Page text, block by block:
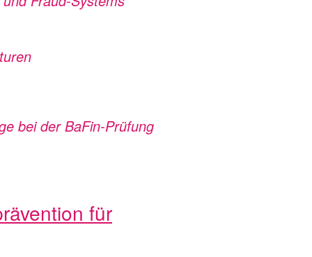
bei der BaFin-Prüfung
für